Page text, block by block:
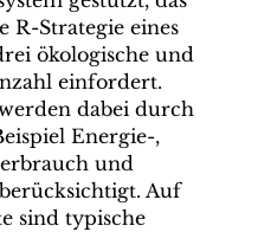
R-Strategie eines
ökologische und
einfordert.
dabei durch
Energie-,
und
Auf
sind typische